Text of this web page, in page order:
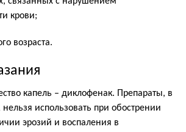
крови;
возраста.
капель – диклофенак. Препараты, в
нельзя использовать при обострении
эрозий и воспаления в